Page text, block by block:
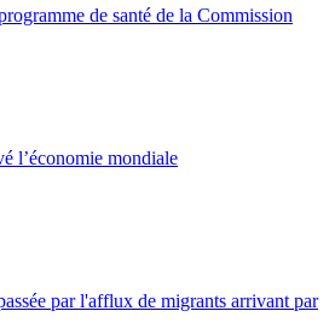
de santé de la Commission
l’économie mondiale
par l'afflux de migrants arrivant par